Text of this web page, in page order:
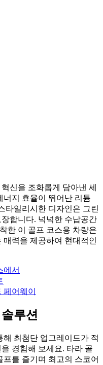
신을 조화롭게 담아낸 세
너지 효율이 뛰어난 리튬
타일리시한 디자인은 그린
합니다. 넉넉한 수납공간
한 이 골프 코스용 차량은
력을 제공하여 현대적인
루션
최첨단 업그레이드가 적
경험해 보세요. 타라 골
를 즐기며 최고의 스코어